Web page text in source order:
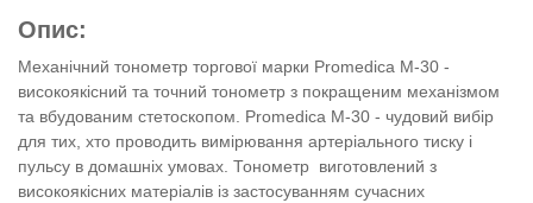
Опис:
Механічний тонометр торгової марки Promedica M-30 -
високоякісний та точний тонометр з покращеним механізмом
та вбудованим стетоскопом. Promedica M-30 - чудовий вибір
для тих, хто проводить вимірювання артеріального тиску і
пульсу в домашніх умовах. Тонометр виготовлений з
високоякісних матеріалів із застосуванням сучасних